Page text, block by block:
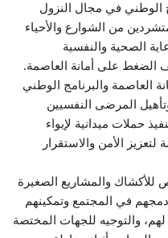
الوطني في مجال النزول
من الشوارع والأحياء
الصحية والنفسية
الضغط على أمانة العاصمة.
العاصمة والبرنامج الوطني
المرضى النفسيين
حملات ميدانية لإيواء
الأمن والاستقرار
للأكشاك والمشاريع الصغيرة
دمجهم في المجتمع وتمكينهم
والتوجيه للجهات المختصة